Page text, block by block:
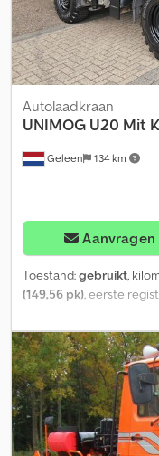
Geleen 134 km
Autolaadkraan
UNIMOG U20 Mit
Aanvragen
Toestand:gebruikt,
(149,56 pk), eerste
overbrenging:
lengte:5.250 mm,
mm, laadruimte lengte:
Bouwjaar:2011 ,
Unimog U20 150 Ps.
Credpfx Aozn Dqaji Rjf